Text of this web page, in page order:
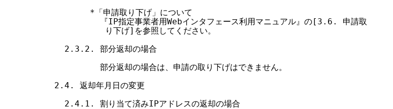
         *「申請取り下げ」について
           『IP指定事業者用Webインタフェース利用マニュアル』の[3.6. 申請取
            り下げ]を参照してください。
    2.3.2. 部分返却の場合
           部分返却の場合は、申請の取り下げはできません。
  2.4. 返却年月日の変更
    2.4.1. 割り当て済みIPアドレスの返却の場合